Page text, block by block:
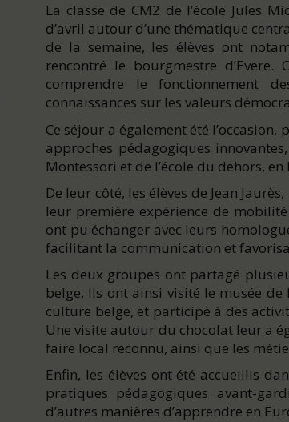
La classe de CM2 de l’école Jules
d’avril autour d’une thématique
de la semaine, les élèves ont
rencontré le bourgmestre
comprendre le fonctionnement
connaissances sur les valeurs
Ce séjour a également été
approches pédagogiques
Montessori et de l’école du dehors,
De leur côté, les élèves de Jean
leur première expérience de
ont pu échanger avec leurs
facilitant la communication et
Les deux groupes ont partagé
belge. Ils ont ainsi visité le musée
culture belge, et participé à des
Une visite autour du chocolat leur a
faire local reconnu, ainsi que les
Enfin, les élèves ont été accueillis
pratiques pédagogiques avant-
d’autres manières d’apprendre en